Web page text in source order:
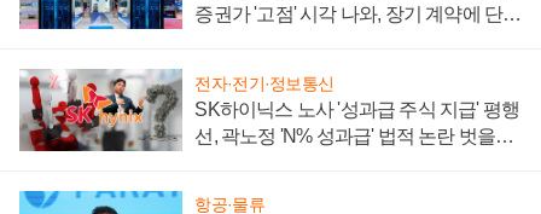
증권가 '고점' 시각 나와, 장기 계약에 단점
전자·전기·정보통신
SK하이닉스 노사 '성과급 주식 지급' 평행
선, 곽노정 'N% 성과급' 법적 논란 벗을지
항공·물류